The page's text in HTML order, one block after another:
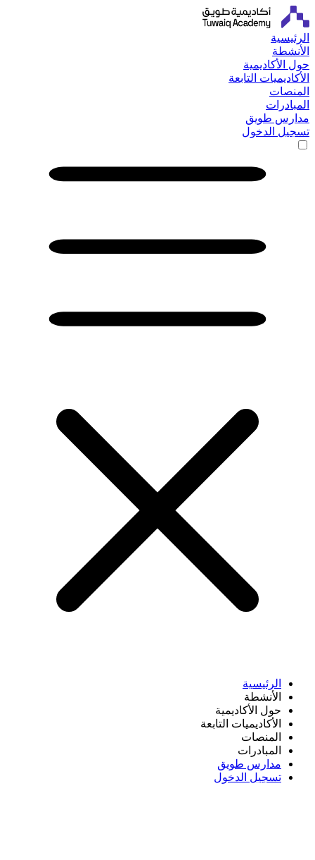
الرئيسية
الأنشطة
حول الأكاديمية
الأكاديميات التابعة
المنصات
المبادرات
مدارس طويق
تسجيل الدخول
الرئيسية
الأنشطة
حول الأكاديمية
الأكاديميات التابعة
المنصات
المبادرات
مدارس طويق
تسجيل الدخول